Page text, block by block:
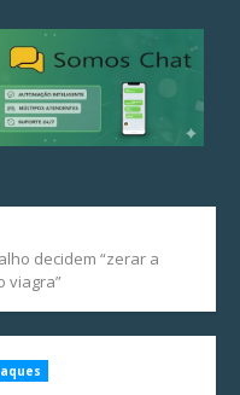
decidem “zerar a
viagra”